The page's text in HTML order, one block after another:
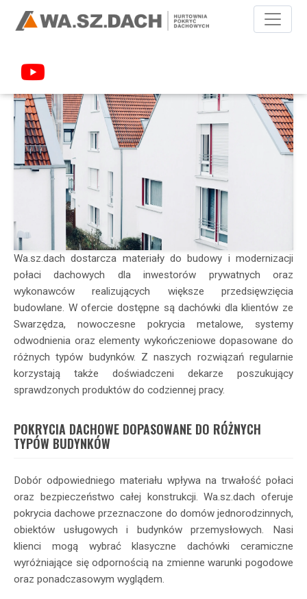
Wa.sz.dach dostarcza materiały do budowy i modernizacji
połaci dachowych dla inwestorów prywatnych oraz
wykonawców realizujących większe przedsięwzięcia
budowlane. W ofercie dostępne są dachówki dla klientów ze
Swarzędza, nowoczesne pokrycia metalowe, systemy
odwodnienia oraz elementy wykończeniowe dopasowane do
różnych typów budynków. Z naszych rozwiązań regularnie
korzystają także doświadczeni dekarze poszukujący
sprawdzonych produktów do codziennej pracy.
POKRYCIA DACHOWE DOPASOWANE DO RÓŻNYCH
TYPÓW BUDYNKÓW
Dobór odpowiedniego materiału wpływa na trwałość połaci
oraz bezpieczeństwo całej konstrukcji. Wa.sz.dach oferuje
pokrycia dachowe przeznaczone do domów jednorodzinnych,
obiektów usługowych i budynków przemysłowych. Nasi
klienci mogą wybrać klasyczne dachówki ceramiczne
wyróżniające się odpornością na zmienne warunki pogodowe
oraz ponadczasowym wyglądem.